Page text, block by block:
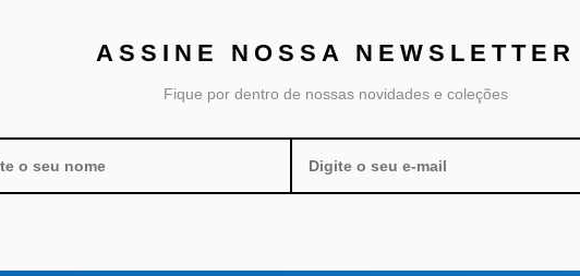
ASSINE NOSSA NEWSLETTER
Fique por dentro de nossas novidades e coleções